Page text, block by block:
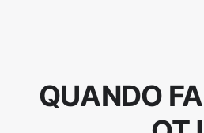
QUANDO